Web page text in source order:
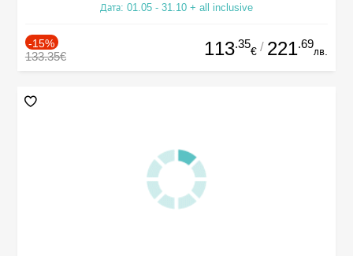
Дата: 01.05 - 31.10 + all inclusive
-15%
133.35€ 113.35
€ / 221.69
лв.